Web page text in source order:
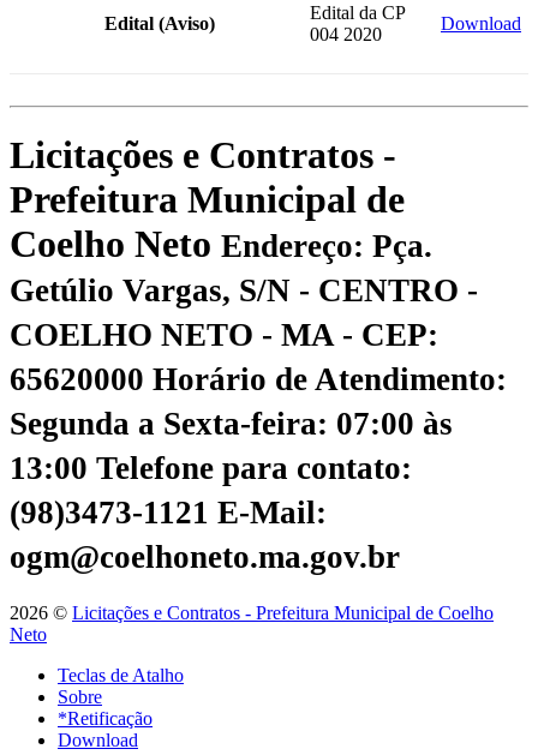
Edital (Aviso)
Edital da CP
004 2020
Download
Licitações e Contratos -
Prefeitura Municipal de
Coelho Neto Endereço: Pça.
Getúlio Vargas, S/N - CENTRO -
COELHO NETO - MA - CEP:
65620000 Horário de Atendimento:
Segunda a Sexta-feira: 07:00 às
13:00 Telefone para contato:
(98)3473-1121 E-Mail:
ogm@coelhoneto.ma.gov.br
2026 © Licitações e Contratos - Prefeitura Municipal de Coelho
Neto
Teclas de Atalho
Sobre
*Retificação
Download